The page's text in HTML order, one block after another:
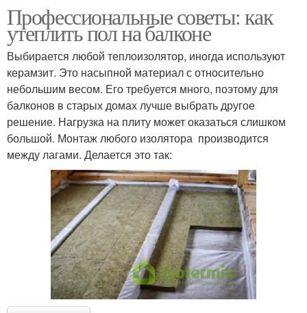
Профессиональные советы: как
утеплить пол на балконе
Выбирается любой теплоизолятор, иногда используют
керамзит. Это насыпной материал с относительно
небольшим весом. Его требуется много, поэтому для
балконов в старых домах лучше выбрать другое
решение. Нагрузка на плиту может оказаться слишком
большой. Монтаж любого изолятора производится
между лагами. Делается это так: